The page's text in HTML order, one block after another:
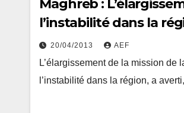
Maghreb :
l’instabilité dans la
20/04/2013 AEF
L’élargissement de la mission de
l’instabilité dans la région, a